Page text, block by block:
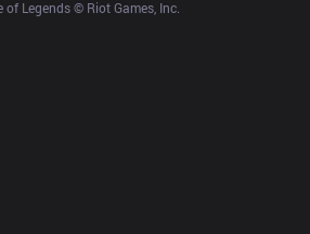
of Legends © Riot Games, Inc.